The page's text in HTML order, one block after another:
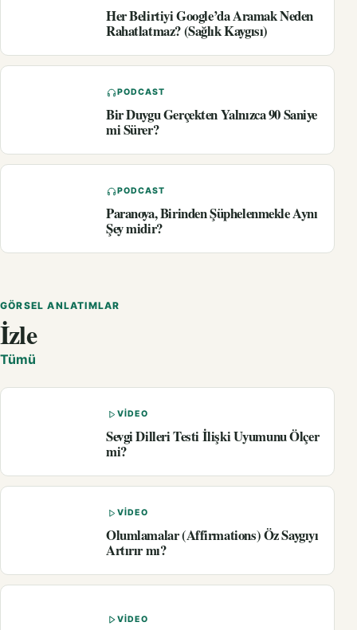
Her Belirtiyi Google’da Aramak Neden
Rahatlatmaz? (Sağlık Kaygısı)
PODCAST
Bir Duygu Gerçekten Yalnızca 90 Saniye
mi Sürer?
PODCAST
Paranoya, Birinden Şüphelenmekle Aynı
Şey midir?
GÖRSEL ANLATIMLAR
İzle
Tümü
VIDEO
Sevgi Dilleri Testi İlişki Uyumunu Ölçer
mi?
VIDEO
Olumlamalar (Affirmations) Öz Saygıyı
Artırır mı?
VIDEO